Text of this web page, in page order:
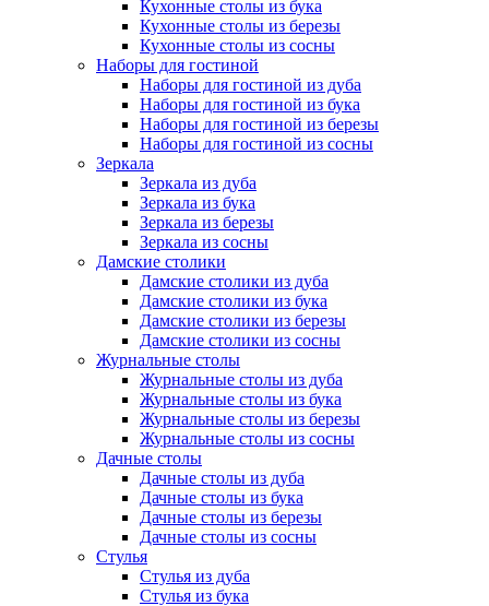
Кухонные столы из бука
Кухонные столы из березы
Кухонные столы из сосны
Наборы для гостиной
Наборы для гостиной из дуба
Наборы для гостиной из бука
Наборы для гостиной из березы
Наборы для гостиной из сосны
Зеркала
Зеркала из дуба
Зеркала из бука
Зеркала из березы
Зеркала из сосны
Дамские столики
Дамские столики из дуба
Дамские столики из бука
Дамские столики из березы
Дамские столики из сосны
Журнальные столы
Журнальные столы из дуба
Журнальные столы из бука
Журнальные столы из березы
Журнальные столы из сосны
Дачные столы
Дачные столы из дуба
Дачные столы из бука
Дачные столы из березы
Дачные столы из сосны
Стулья
Стулья из дуба
Стулья из бука